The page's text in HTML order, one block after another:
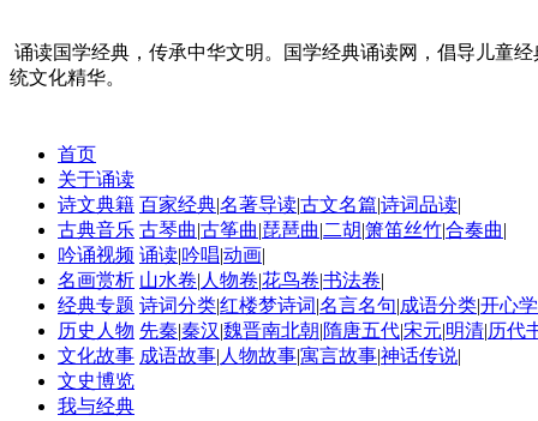
诵读国学经典，传承中华文明。国学经典诵读网，倡导儿童
统文化精华。
首页
关于诵读
诗文典籍 百家经典|名著导读|古文名篇|诗词品读|
古典音乐 古琴曲|古筝曲|琵琶曲|二胡|箫笛丝竹|合奏曲|
吟诵视频 诵读|吟唱|动画|
名画赏析 山水卷| 人物卷|花鸟卷|书法卷|
经典专题 诗词分类|红楼梦诗词|名言名句|成语分类|开心
历史人物 先秦|秦汉|魏晋南北朝|隋唐五代|宋元|明清|历代
文化故事 成语故事| 人物故事|寓言故事|神话传说|
文史博览
我与经典